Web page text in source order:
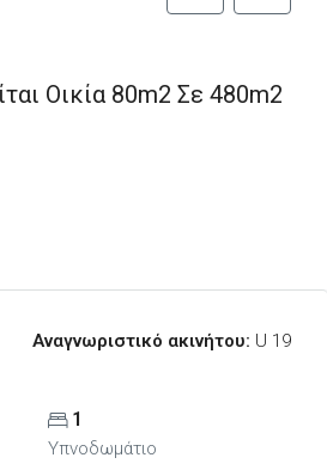
Οικία 80m2 Σε 480m2
Αναγνωριστικό ακινήτου: U 19
1
Υπνοδωμάτιο